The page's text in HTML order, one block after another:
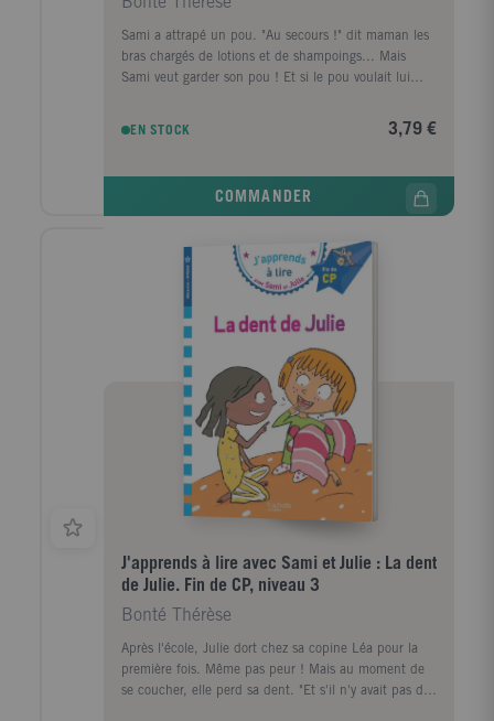
Sami a attrapé un pou. "Au secours !" dit maman les
bras chargés de lotions et de shampoings... Mais
Sami veut garder son pou ! Et si le pou voulait lui
pour les enfants au milieu du CP et travaille le son
EN STOCK 3,79 €
COMMANDER
J'apprends à lire avec Sami et Julie : La dent
de Julie. Fin de CP, niveau 3
Bonté Thérèse
Après l'école, Julie dort chez sa copine Léa pour la
première fois. Même pas peur ! Mais au moment de
se coucher, elle perd sa dent. "Et s'il n'y avait pas de